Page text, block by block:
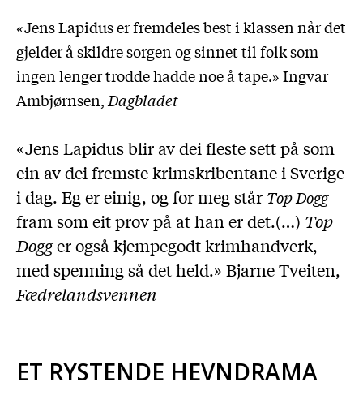
«Jens Lapidus er fremdeles best i klassen når det
gjelder å skildre sorgen og sinnet til folk som
ingen lenger trodde hadde noe å tape.» Ingvar
Ambjørnsen, Dagbladet
«Jens Lapidus blir av dei fleste sett på som
ein av dei fremste krimskribentane i Sverige
i dag. Eg er einig, og for meg står Top Dogg
fram som eit prov på at han er det.(…) Top
Dogger også kjempegodt krimhandverk,
med spenning så det held.» Bjarne Tveiten,
Fædrelandsvennen
ET RYSTENDE HEVNDRAMA